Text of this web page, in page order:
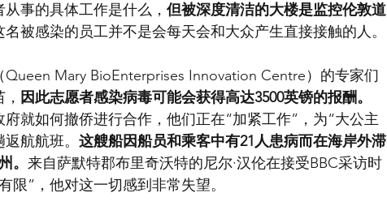
事的具体工作是什么， 但被深度清洁的大楼是监控伦敦道
名被感染的员工并不是会每天会和大众产生直接接触的人。
Mary BioEnterprises Innovation Centre）的专家们
因此志愿者感染病毒可能会获得高达3500英镑的报酬。
就如何撤侨进行合作，他们正在“加紧工作”，为“大公主
航航班。 这艘船因船员和乘客中有21人患病而在海岸外滞
。 来自萨默特郡布里奇沃特的尼尔·汉伦在接受BBC采访时
限”，他对这一切感到非常失望。